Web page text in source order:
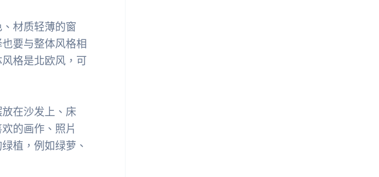
材质轻薄的窗
要与整体风格相
格是北欧风，可
在沙发上、床
的画作、照片
植，例如绿萝、